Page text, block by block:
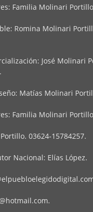
Familia Molinari
Romina Molinari
José Molinari
Matías Molinari
Familia Molinari
03624-15784257.
Nacional: Elías López.
.